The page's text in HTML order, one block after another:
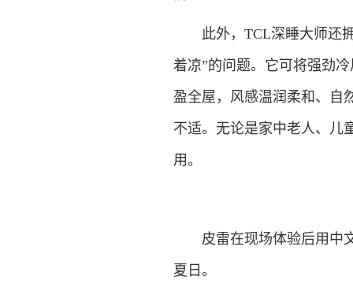
此外，TCL深睡大师还拥
着凉”的问题。它可将强劲
盈全屋，风感温润柔和、自
不适。无论是家中老人、儿
用。
皮雷在现场体验后用中文
夏日。